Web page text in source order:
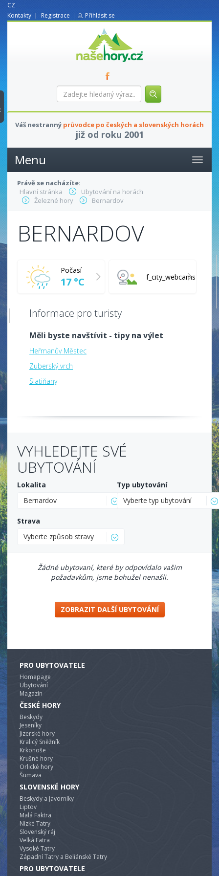
CZ
Kontakty
Registrace Přihlásit se
nasehory.cz
Zadejte
hledaný
Váš nestranný průvodce po českých a slovenských horách
již od roku 2001
Menu
Právě se nacházíte:
Hlavní stránka
Ubytování na horách
Železné hory
Bernardov
BERNARDOV
Počasí
17 °C f_city_webcams
Informace pro turisty
Měli byste navštívit - tipy na výlet
Heřmanův Městec
Zuberský vrch
Slatiňany
VYHLEDEJTE SVÉ
UBYTOVÁNÍ
Lokalita
Bernardov
Typ ubytování
Vyberte typ ubytování
Strava
Vyberte způsob stravy
Žádné ubytovaní, které by odpovídalo vašim
požadavkům, jsme bohužel nenašli.
ZOBRAZIT DALŠÍ UBYTOVÁNÍ
PRO UBYTOVATELE
Homepage
Ubytování
Magazín
ČESKÉ HORY
Beskydy
Jeseníky
Jizerské hory
Kralicý Sněžník
Krkonoše
Krušné hory
Orlické hory
Šumava
SLOVENSKÉ HORY
Beskydy a Javorníky
Liptov
Malá Faktra
Nízké Tatry
Slovenský ráj
Velká Fatra
Vysoké Tatry
Západní Tatry a Beliánské Tatry
PRO UBYTOVATELE